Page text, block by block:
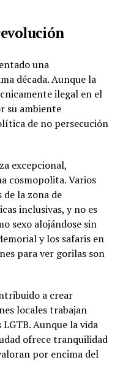
una
década. Aunque la
ilegal en el
su ambiente
de no persecución
excepcional,
cosmopolita. Varios
la zona de
inclusivas, y no es
sexo alojándose sin
y los safaris en
para ver gorilas son
a crear
locales trabajan
Aunque la vida
ofrece tranquilidad
por encima del